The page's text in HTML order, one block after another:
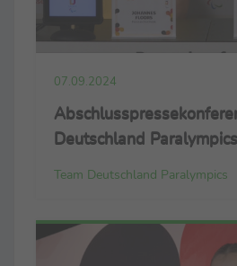
07.09.2024
Deutschland
Team Deutschland Paralympics